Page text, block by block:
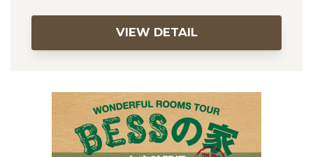
VIEW DETAIL